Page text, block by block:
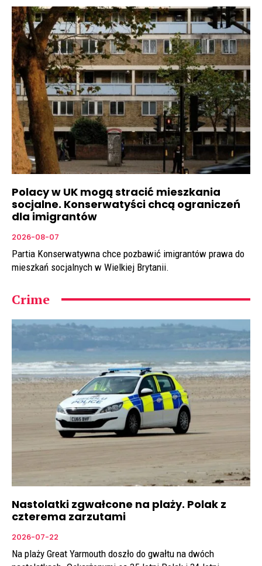
Polacy w UK mogą stracić mieszkania
socjalne. Konserwatyści chcą ograniczeń
dla imigrantów
2026-08-07
Partia Konserwatywna chce pozbawić imigrantów prawa do
mieszkań socjalnych w Wielkiej Brytanii.
Crime
Nastolatki zgwałcone na plaży. Polak z
czterema zarzutami
2026-07-22
Na plaży Great Yarmouth doszło do gwałtu na dwóch